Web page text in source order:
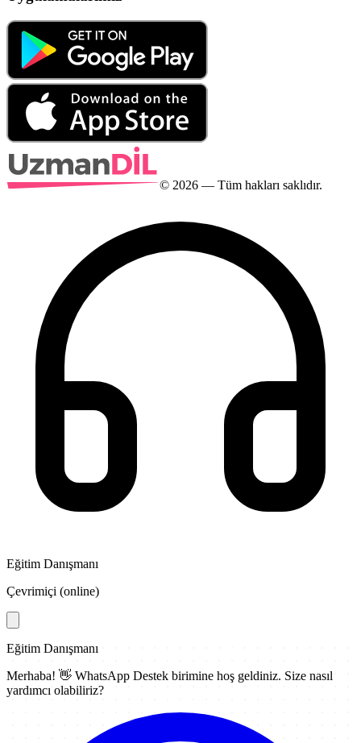
© 2026 — Tüm hakları saklıdır.
Eğitim Danışmanı
Çevrimiçi (online)
Eğitim Danışmanı
Merhaba! 👋 WhatsApp Destek birimine hoş geldiniz. Size nasıl
yardımcı olabiliriz?